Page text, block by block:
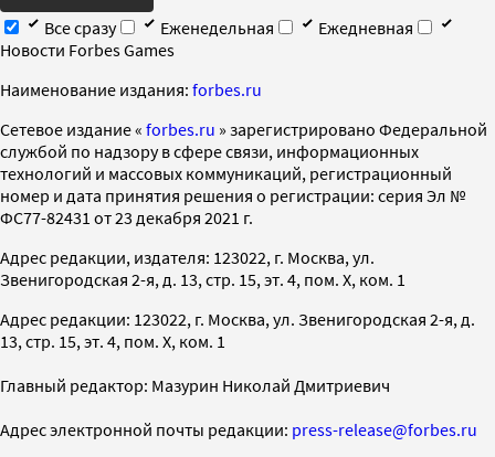
Все сразу
Еженедельная
Ежедневная
Новости Forbes Games
Наименование издания: forbes.ru
Cетевое издание « forbes.ru » зарегистрировано Федеральной
службой по надзору в сфере связи, информационных
технологий и массовых коммуникаций, регистрационный
номер и дата принятия решения о регистрации: серия Эл №
ФС77-82431 от 23 декабря 2021 г.
Адрес редакции, издателя: 123022, г. Москва, ул.
Звенигородская 2-я, д. 13, стр. 15, эт. 4, пом. X, ком. 1
Адрес редакции: 123022, г. Москва, ул. Звенигородская 2-я, д.
13, стр. 15, эт. 4, пом. X, ком. 1
Главный редактор: Мазурин Николай Дмитриевич
Адрес электронной почты редакции: press-release@forbes.ru